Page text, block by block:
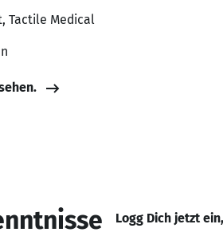
Tactile Medical
Logg Dich jetzt